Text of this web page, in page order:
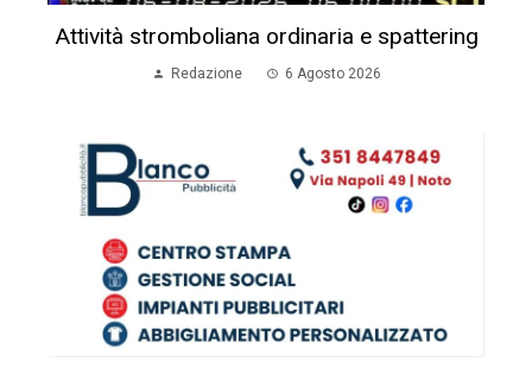
Attività stromboliana ordinaria e spattering
Redazione 6 Agosto 2026